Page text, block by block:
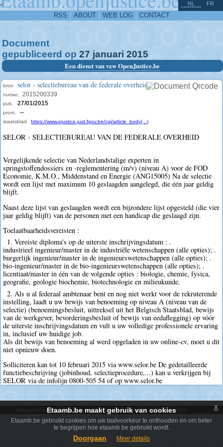
-
RSS ABOUT WEB LOG CONTACT
NL FR
Document
gepubliceerd op 27 januari 2015
Een dienst van vzw OpenJustice.be
bron selor - selectiebureau van de federale overheid
numac 2015200339
pub. 27/01/2015
prom. --
staatsblad https://www.ejustice.just.fgov.be/cgi/article_body(...)
SELOR - SELECTIEBUREAU VAN DE FEDERALE OVERHEID
Vergelijkende selectie van Nederlandstalige experten in
springstoffendossiers en -reglementering (m/v) (niveau A) voor de FOD
Economie, K.M.O., Middenstand en Energie (ANG15005) Na de selectie
wordt een lijst met maximum 10 geslaagden aangelegd, die één jaar geldig
blijft.
Naast deze lijst van geslaagden wordt een bijzondere lijst opgesteld (die vier
jaar geldig blijft) van de personen met een handicap die geslaagd zijn.
Toelaatbaarheidsvereisten :
1. Vereiste diploma's op de uiterste inschrijvingsdatum : .
industrieel ingenieur/master in de industriële wetenschappen (alle opties); .
burgerlijk ingenieur/master in de ingenieurswetenschappen (alle opties); .
bio-ingenieur/master in de bio-ingenieurswetenschappen (alle opties); .
licentiaat/master in één van de volgende opties : biologie, chemie, fysica,
geografie, geologie biochemie, biotechnologie en milieukunde.
2. Als u al federaal ambtenaar bent en nog niet werkt voor de rekruterende
instelling, laadt u uw bewijs van benoeming op niveau A (niveau van de
selectie) (benoemingsbesluit, uittreksel uit het Belgisch Staatsblad, bewijs
van de werkgever, bevorderingsbesluit of bewijs van eedaflegging) op vóór
de uiterste inschrijvingsdatum en vult u uw volledige professionele ervaring
in, inclusief uw huidige job.
Als dit bewijs van benoeming al werd opgeladen in uw online-cv, moet u dit
niet opnieuw doen.
Solliciteren kan tot 10 februari 2015 via www.selor.be De gedetailleerde
functiebeschrijving (jobinhoud, selectieprocedure,...) kan u verkrijgen bij
SELOR via de infolijn 0800-505 54 of op www.selor.be
^
Terms and conditions| Privacy policy| Cookie policy|Accessibility policy
Etaamb.be maakt gebruik van cookies
Etaamb.be gebruikt cookies om uw taalvoorkeur te onthouden en om beter
te begrijpen hoe etaamb.be gebruikt wordt.
Doorgaan Meer details
x